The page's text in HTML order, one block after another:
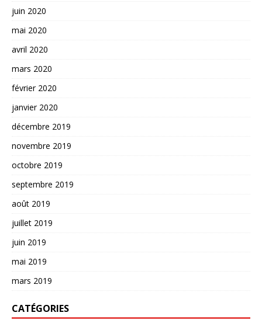
juin 2020
mai 2020
avril 2020
mars 2020
février 2020
janvier 2020
décembre 2019
novembre 2019
octobre 2019
septembre 2019
août 2019
juillet 2019
juin 2019
mai 2019
mars 2019
CATÉGORIES